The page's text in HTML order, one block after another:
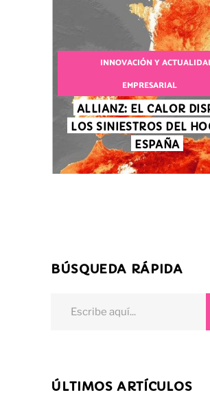
INNOVACIÓN Y
EMPRESARIAL
ALLIANZ: EL CALOR
LOS SINIESTROS DEL
ESPAÑA
BÚSQUEDA RÁPIDA
ÚLTIMOS ARTÍCULOS